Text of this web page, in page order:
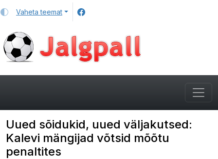
Vaheta teemat
Uued sõidukid, uued väljakutsed:
Kalevi mängijad võtsid mõõtu
penaltites